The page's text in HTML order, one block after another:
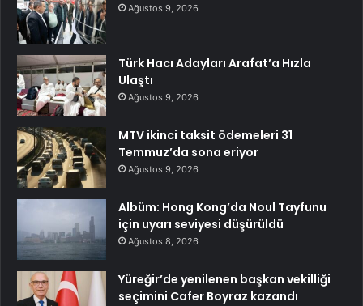
Ağustos 9, 2026
Türk Hacı Adayları Arafat’a Hızla
Ulaştı
Ağustos 9, 2026
MTV ikinci taksit ödemeleri 31
Temmuz’da sona eriyor
Ağustos 9, 2026
Albüm: Hong Kong’da Noul Tayfunu
için uyarı seviyesi düşürüldü
Ağustos 8, 2026
Yüreğir’de yenilenen başkan vekilliği
seçimini Cafer Boyraz kazandı